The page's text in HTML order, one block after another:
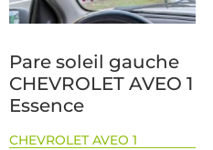
Pare soleil gauche
CHEVROLET AVEO 1
Essence
CHEVROLET AVEO 1